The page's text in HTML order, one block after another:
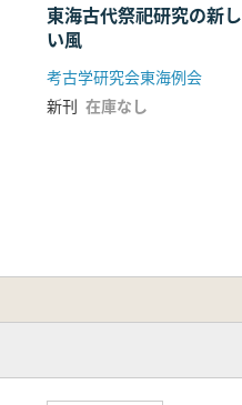
東海古代祭祀研究の新し
い風
考古学研究会東海例会
新刊 在庫なし